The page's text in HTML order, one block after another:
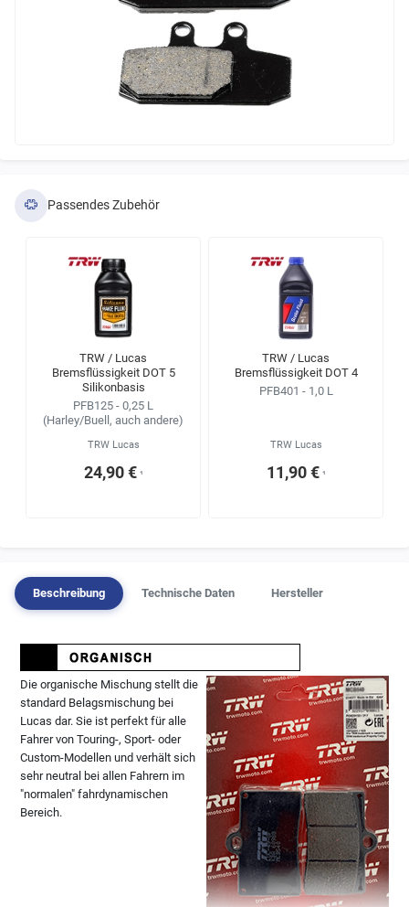
Passendes Zubehör
TRW / Lucas
Bremsflüssigkeit DOT 5
Silikonbasis
PFB125 - 0,25 L
(Harley/Buell, auch andere)
TRW Lucas
24,90 € ¹
TRW / Lucas
Bremsflüssigkeit DOT 4
PFB401 - 1,0 L
TRW Lucas
11,90 € ¹
Beschreibung Technische Daten Hersteller
Die organische Mischung stellt die
standard Belagsmischung bei
Lucas dar. Sie ist perfekt für alle
Fahrer von Touring-, Sport- oder
Custom-Modellen und verhält sich
sehr neutral bei allen Fahrern im
"normalen" fahrdynamischen
Bereich.